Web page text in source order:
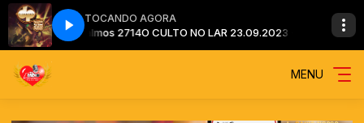
TOCANDO AGORA
Senhor. Salmos 2714O CULTO NO LAR 23.09.2023 - Espere no
MENU